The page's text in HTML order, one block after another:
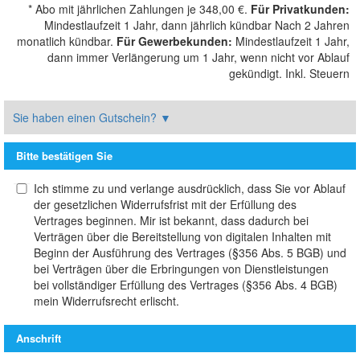
* Abo mit jährlichen Zahlungen je 348,00 €. Für Privatkunden:
Mindestlaufzeit 1 Jahr, dann jährlich kündbar Nach 2 Jahren
monatlich kündbar. Für Gewerbe­kunden: Mindestlaufzeit 1 Jahr,
dann immer Verlängerung um 1 Jahr, wenn nicht vor Ablauf
gekündigt. Inkl. Steuern
Sie haben einen Gutschein? ▼
Bitte bestätigen Sie
Ich stimme zu und verlange ausdrücklich, dass Sie vor Ablauf
der gesetzlichen Widerrufsfrist mit der Erfüllung des
Vertrages beginnen. Mir ist bekannt, dass dadurch bei
Verträgen über die Bereitstellung von digitalen Inhalten mit
Beginn der Ausführung des Vertrages (§356 Abs. 5 BGB) und
bei Verträgen über die Erbringungen von Dienstleistungen
bei vollständiger Erfüllung des Vertrages (§356 Abs. 4 BGB)
mein Widerrufsrecht erlischt.
Anschrift